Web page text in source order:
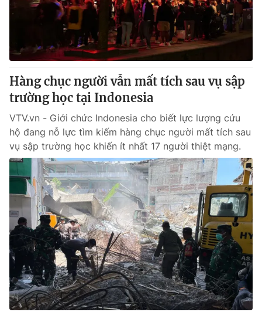
Cơ quan chủ quản:Đài Truyền hình Việt Nam
Cơ quan báo chí:Thời báo VTV
Giấy phép hoạt động báo in và báo điện tử số 483/GP-BTTTT
cấp ngày 29/12/2023
Tổng Biên tập:Vũ Thanh Thủy
Phó Tổng Biên tập:Nguyễn Thị Mỹ Hạnh, Phạm Quốc Thắng,
Nguyễn Trọng Ninh
Tổng đài VTV:
024.38 355 931 - 024.38 355 932
Ðiện thoại Thời báo VTV:024.66 897 897
Email:toasoan@vtv.vn
Liên hệ quảng cáo:024-7300.7108
Hàng chục người vẫn mất tích sau vụ sập
trường học tại Indonesia
VTV.vn - Giới chức Indonesia cho biết lực lượng cứu
hộ đang nỗ lực tìm kiếm hàng chục người mất tích sau
vụ sập trường học khiến ít nhất 17 người thiệt mạng.